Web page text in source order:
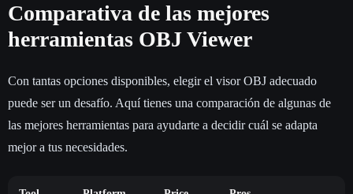
Comparativa de las mejores
herramientas OBJ Viewer
Con tantas opciones disponibles, elegir el visor OBJ adecuado
puede ser un desafío. Aquí tienes una comparación de algunas de
las mejores herramientas para ayudarte a decidir cuál se adapta
mejor a tus necesidades.